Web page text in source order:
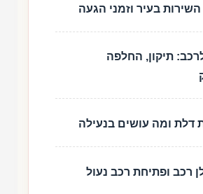
השירות בעיר וזמני הגעה
תיקון, החלפה
דלת ומה עושים בנעילה
רכב ופתיחת רכב נעול